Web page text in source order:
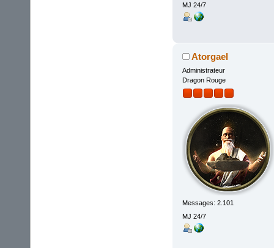
MJ 24/7
Atorgael
Administrateur
Dragon Rouge
Messages: 2.101
MJ 24/7